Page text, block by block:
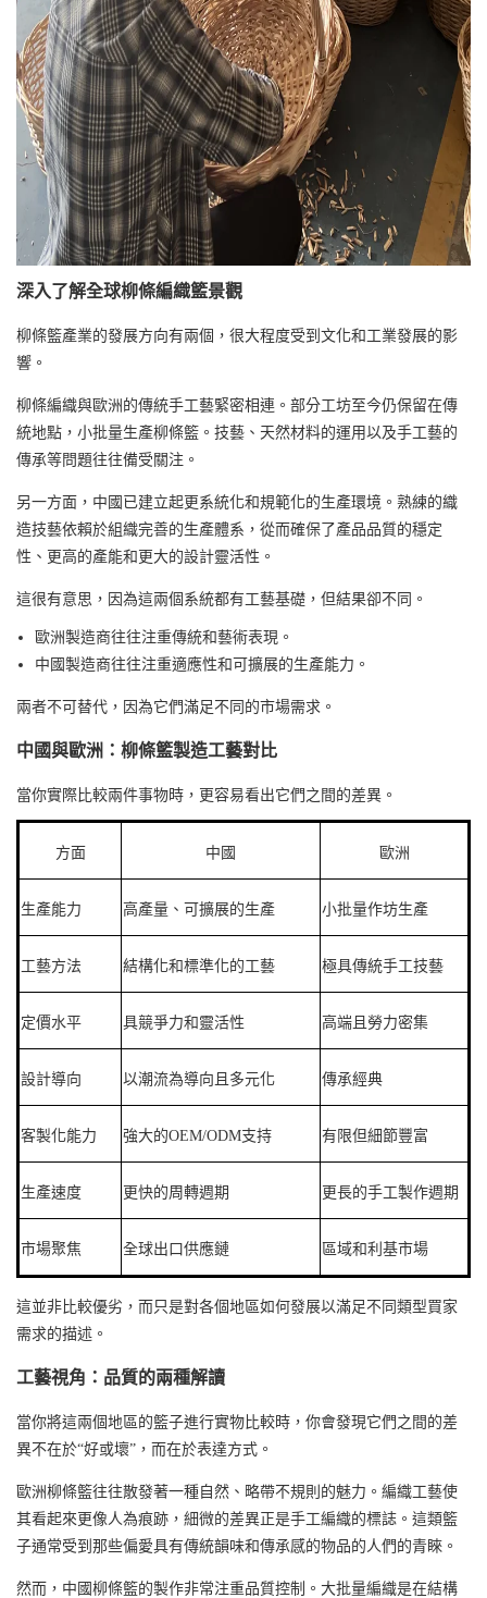
深入了解全球柳條編織籃景觀
柳條籃產業的發展方向有兩個，很大程度受到文化和工業發展的影
響。
柳條編織與歐洲的傳統手工藝緊密相連。部分工坊至今仍保留在傳
統地點，小批量生產柳條籃。技藝、天然材料的運用以及手工藝的
傳承等問題往往備受關注。
另一方面，中國已建立起更系統化和規範化的生產環境。熟練的織
造技藝依賴於組織完善的生產體系，從而確保了產品品質的穩定
性、更高的產能和更大的設計靈活性。
這很有意思，因為這兩個系統都有工藝基礎，但結果卻不同。
歐洲製造商往往注重傳統和藝術表現。
中國製造商往往注重適應性和可擴展的生產能力。
兩者不可替代，因為它們滿足不同的市場需求。
中國與歐洲：柳條籃製造工藝對比
當你實際比較兩件事物時，更容易看出它們之間的差異。
方面 中國 歐洲
生產能力 高產量、可擴展的生產 小批量作坊生產
工藝方法 結構化和標準化的工藝 極具傳統手工技藝
定價水平 具競爭力和靈活性 高端且勞力密集
設計導向 以潮流為導向且多元化 傳承經典
客製化能力 強大的OEM/ODM支持 有限但細節豐富
生產速度 更快的周轉週期 更長的手工製作週期
市場聚焦 全球出口供應鏈 區域和利基市場
這並非比較優劣，而只是對各個地區如何發展以滿足不同類型買家
需求的描述。
工藝視角：品質的兩種解讀
當你將這兩個地區的籃子進行實物比較時，你會發現它們之間的差
異不在於“好或壞”，而在於表達方式。
歐洲柳條籃往往散發著一種自然、略帶不規則的魅力。 編織工藝使
其看起來更像人為痕跡，細微的差異正是手工編織的標誌。這類籃
子通常受到那些偏愛具有傳統韻味和傳承感的物品的人們的青睞。
然而，中國柳條籃的製作非常注重品質控制。大批量編織是在結構